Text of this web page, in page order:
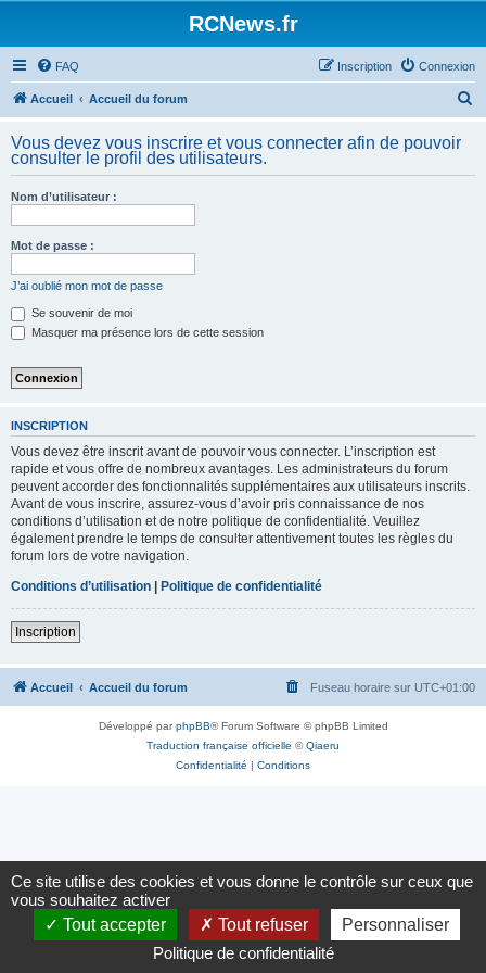
RCNews.fr
FAQ Connexion
Inscription
Accueil Accueil du forum
h
Vous devez vous inscrire et vous connecter afin de pouvoir
consulter le profil des utilisateurs.
Nom d’utilisateur :
Mot de passe :
J’ai oublié mon mot de passe
Se souvenir de moi
Masquer ma présence lors de cette session
INSCRIPTION
Vous devez être inscrit avant de pouvoir vous connecter. L’inscription est
rapide et vous offre de nombreux avantages. Les administrateurs du forum
peuvent accorder des fonctionnalités supplémentaires aux utilisateurs inscrits.
Avant de vous inscrire, assurez-vous d’avoir pris connaissance de nos
conditions d’utilisation et de notre politique de confidentialité. Veuillez
également prendre le temps de consulter attentivement toutes les règles du
forum lors de votre navigation.
Conditions d’utilisation | Politique de confidentialité
Inscription
Accueil Accueil du forum Fuseau horaire sur UTC+01:00
Développé parphpBB® Forum Software © phpBB Limited
Traduction française officielle ©Qiaeru
Confidentialité | Conditions
Panneau de gestion des cookies
Ce site utilise des cookies et vous donne le contrôle sur ceux que
vous souhaitez activer
Tout accepter
Tout refuser
Personnaliser
Politique de confidentialité